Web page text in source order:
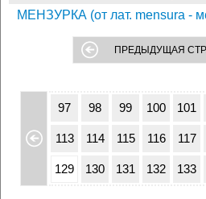
МЕНЗУРКА (от лат. mensura -
ПРЕДЫДУЩАЯ
80
97 98 99 100 101
113 114 115 116 117
129 130 131 132 133